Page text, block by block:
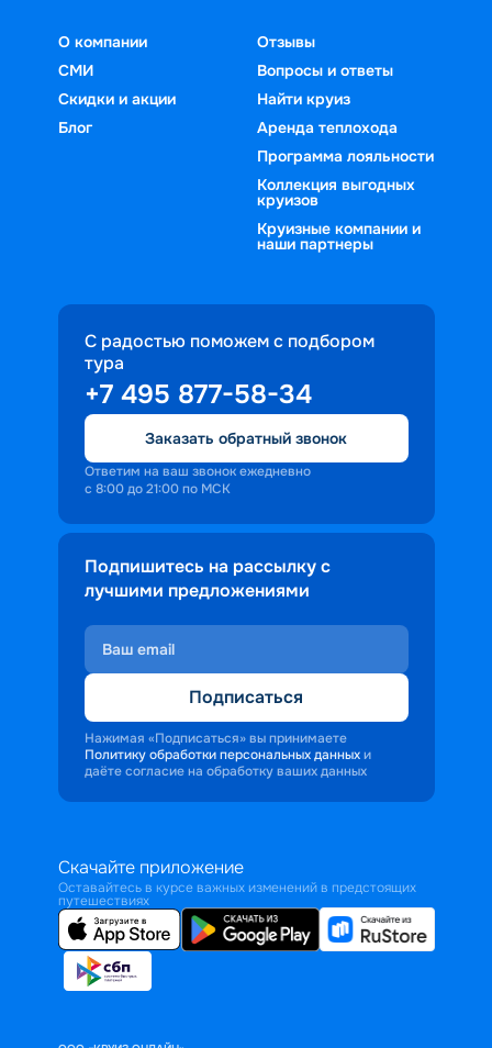
О компании
СМИ
Скидки и акции
Блог
Отзывы
Вопросы и ответы
Найти круиз
Аренда теплохода
Программа лояльности
Коллекция выгодных
круизов
Круизные компании и
наши партнеры
С радостью поможем с подбором
тура
+7 495 877-58-34
Заказать обратный звонок
Ответим на ваш звонок ежедневно
с 8:00 до 21:00 по МСК
Подпишитесь на рассылку с
лучшими предложениями
Подписаться
Нажимая «Подписаться» вы принимаете
Политику обработки персональных данных и
даёте согласие на обработку ваших данных
Скачайте приложение
Оставайтесь в курсе важных изменений в предстоящих
путешествиях